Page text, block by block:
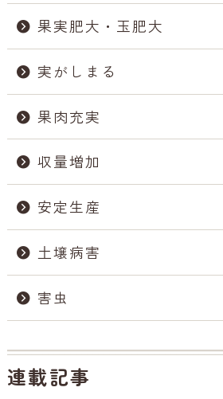
果実肥大・玉肥大
実がしまる
果肉充実
収量増加
安定生産
土壌病害
害虫
連載記事